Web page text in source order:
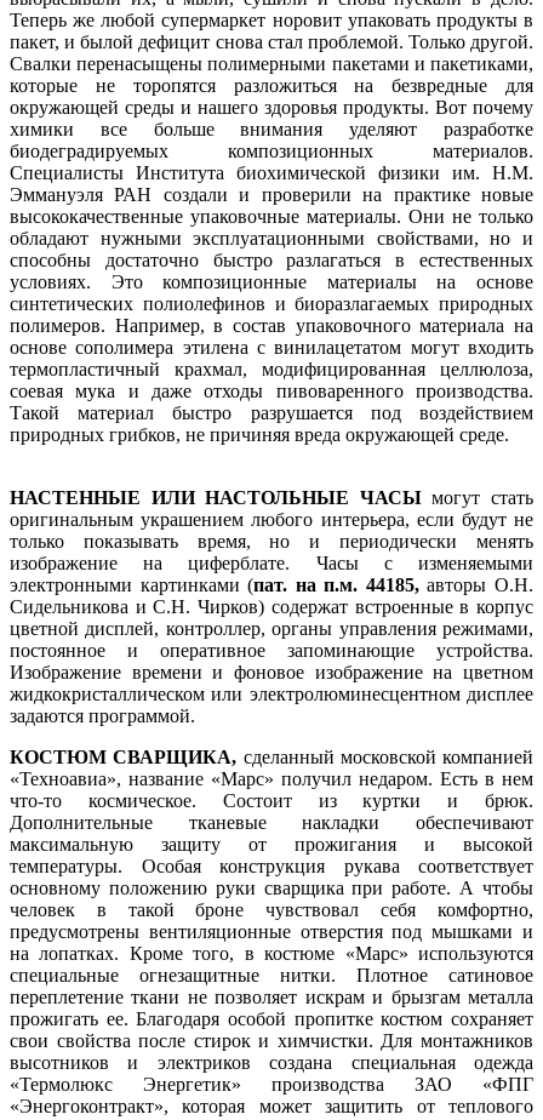
Теперь же любой супермаркет норовит упаковать продукты в
пакет, и былой дефицит снова стал проблемой. Только другой.
Свалки перенасыщены полимерными пакетами и пакетиками,
которые не торопятся разложиться на безвредные для
окружающей среды и нашего здоровья продукты. Вот почему
химики все больше внимания уделяют разработке
биодеградируемых композиционных материалов.
Специалисты Института биохимической физики им. Н.М.
Эммануэля РАН создали и проверили на практике новые
высококачественные упаковочные материалы. Они не только
обладают нужными эксплуатационными свойствами, но и
способны достаточно быстро разлагаться в естественных
условиях. Это композиционные материалы на основе
синтетических полиолефинов и биоразлагаемых природных
полимеров. Например, в состав упаковочного материала на
основе сополимера этилена с винилацетатом могут входить
термопластичный крахмал, модифицированная целлюлоза,
соевая мука и даже отходы пивоваренного производства.
Такой материал быстро разрушается под воздействием
природных грибков, не причиняя вреда окружающей среде.
НАСТЕННЫЕ ИЛИ НАСТОЛЬНЫЕ ЧАСЫмогут стать
оригинальным украшением любого интерьера, если будут не
только показывать время, но и периодически менять
изображение на циферблате. Часы с изменяемыми
электронными картинками (пат. на п.м. 44185,авторы О.Н.
Сидельникова и С.Н. Чирков) содержат встроенные в корпус
цветной дисплей, контроллер, органы управления режимами,
постоянное и оперативное запоминающие устройства.
Изображение времени и фоновое изображение на цветном
жидкокристаллическом или электролюминесцентном дисплее
задаются программой.
КОСТЮМ СВАРЩИКА, сделанный московской компанией
«Техноавиа», название «Марс» получил недаром. Есть в нем
что-то космическое. Состоит из куртки и брюк.
Дополнительные тканевые накладки обеспечивают
максимальную защиту от прожигания и высокой
температуры. Особая конструкция рукава соответствует
основному положению руки сварщика при работе. А чтобы
человек в такой броне чувствовал себя комфортно,
предусмотрены вентиляционные отверстия под мышками и
на лопатках. Кроме того, в костюме «Марс» используются
специальные огнезащитные нитки. Плотное сатиновое
переплетение ткани не позволяет искрам и брызгам металла
прожигать ее. Благодаря особой пропитке костюм сохраняет
свои свойства после стирок и химчистки. Для монтажников
высотников и электриков создана специальная одежда
«Термолюкс Энергетик» производства ЗАО «ФПГ
«Энергоконтракт», которая может защитить от теплового